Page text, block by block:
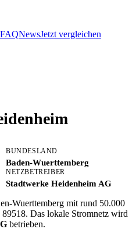
FAQNewsJetzt vergleichen
BUNDESLAND
Baden-Wuerttemberg
NETZBETREIBER
Stadtwerke Heidenheim AG
Wuerttemberg mit rund 50.000
Das lokale Stromnetz wird
betrieben.